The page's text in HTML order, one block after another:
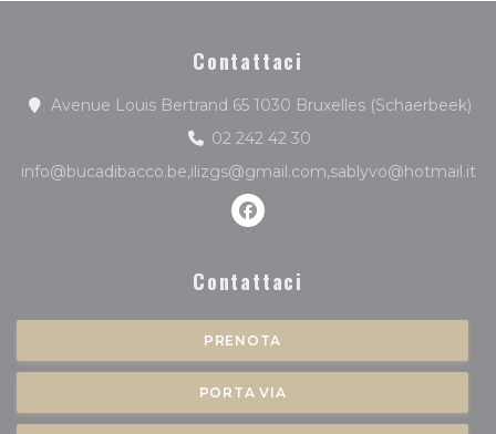
Contattaci
Avenue Louis Bertrand 65 1030 Bruxelles (Schaerbeek)
02 242 42 30
info@bucadibacco.be,ilizgs@gmail.com,sablyvo@hotmail.it
Facebook ((apre una
Contattaci
PRENOTA
PORTA VIA